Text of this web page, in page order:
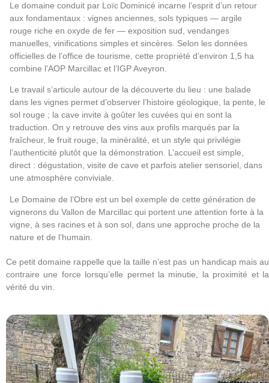
Le domaine conduit par Loïc Dominicé incarne l’esprit d’un retour
aux fondamentaux : vignes anciennes, sols typiques — argile
rouge riche en oxyde de fer — exposition sud, vendanges
manuelles, vinifications simples et sincères. Selon les données
officielles de l’office de tourisme, cette propriété d’environ 1,5 ha
combine l’AOP Marcillac et l’IGP Aveyron.
Le travail s’articule autour de la découverte du lieu : une balade
dans les vignes permet d’observer l’histoire géologique, la pente, le
sol rouge ; la cave invite à goûter les cuvées qui en sont la
traduction. On y retrouve des vins aux profils marqués par la
fraîcheur, le fruit rouge, la minéralité, et un style qui privilégie
l’authenticité plutôt que la démonstration. L’accueil est simple,
direct : dégustation, visite de cave et parfois atelier sensoriel, dans
une atmosphère conviviale.
Le Domaine de l’Obre est un bel exemple de cette génération de
vignerons du Vallon de Marcillac qui portent une attention forte à la
vigne, à ses racines et à son sol, dans une approche proche de la
nature et de l’humain.
Ce petit domaine rappelle que la taille n’est pas un handicap mais au
contraire une force lorsqu’elle permet la minutie, la proximité et la
vérité du vin.